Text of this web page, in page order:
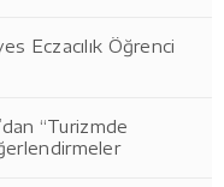
Eczacılık Öğrenci
“Turizmde